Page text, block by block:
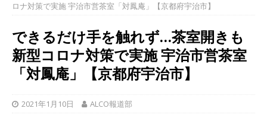
ロナ対策で実施 宇治市営茶室「対鳳庵」【京都府宇治市】
できるだけ手を触れず…茶室開きも
新型コロナ対策で実施 宇治市営茶室
「対鳳庵」【京都府宇治市】
2021年1月10日 ALCO報道部